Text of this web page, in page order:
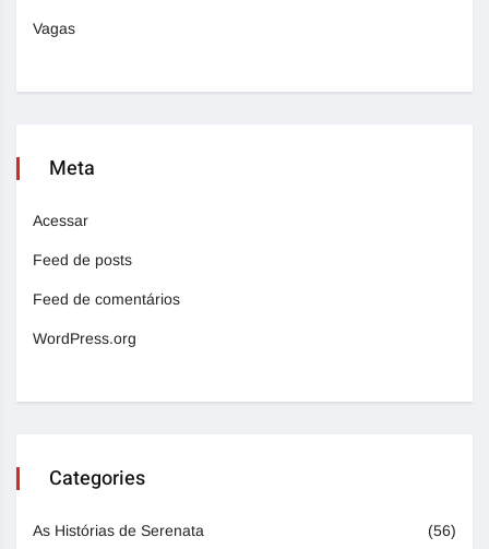
Vagas
Meta
Acessar
Feed de posts
Feed de comentários
WordPress.org
Categories
As Histórias de Serenata (56)